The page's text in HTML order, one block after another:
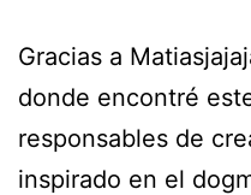
Gracias a
donde encontré
responsables de
inspirado en el